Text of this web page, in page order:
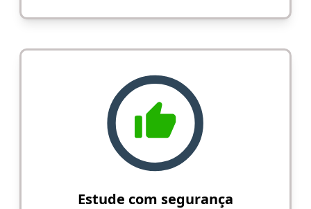
Estude com segurança